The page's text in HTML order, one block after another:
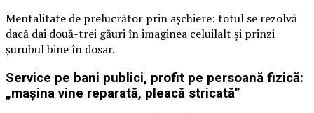
Mentalitate de prelucrător prin așchiere: totul se rezolvă
dacă dai două-trei găuri în imaginea celuilalt și prinzi
șurubul bine în dosar.
Service pe bani publici, profit pe persoană fizică:
„mașina vine reparată, pleacă stricată”